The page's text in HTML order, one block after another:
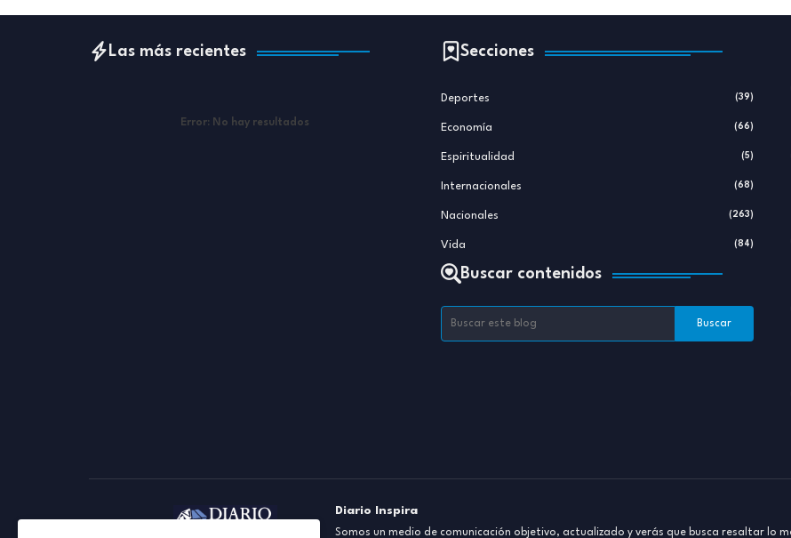
Las más recientes
Error: No hay resultados
Secciones
Deportes (39)
Economía (66)
Espiritualidad (5)
Internacionales (68)
Nacionales (263)
Vida (84)
Buscar contenidos
Diario Inspira
Somos un medio de comunicación objetivo, actualizado y verás que busca resaltar lo